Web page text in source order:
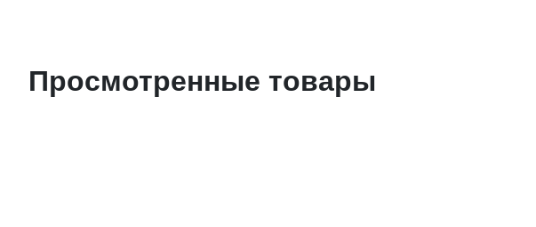
Просмотренные товары